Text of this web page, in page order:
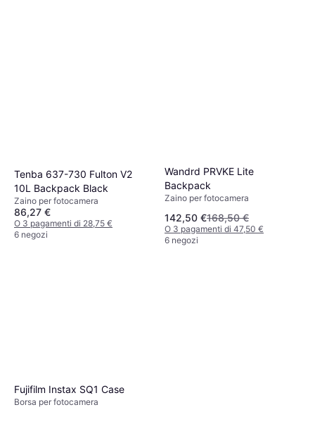
Tenba 637-730 Fulton V2
10L Backpack Black
Zaino per fotocamera
86,27 €
O 3 pagamenti di 28,75 €
6 negozi
Wandrd PRVKE Lite
Backpack
Zaino per fotocamera
142,50 €168,50 €
O 3 pagamenti di 47,50 €
6 negozi
Fujifilm Instax SQ1 Case
Borsa per fotocamera